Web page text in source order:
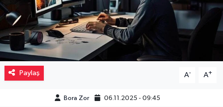
Paylaş A- A+
Bora Zor 06.11.2025 - 09:45
Resmi İlanlar
Sağlık
Sinemalar
Siyaset